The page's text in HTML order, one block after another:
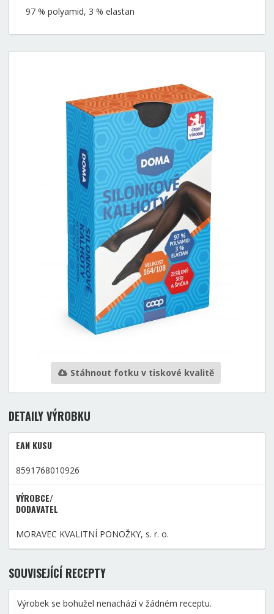
97 % polyamid, 3 % elastan
Stáhnout fotku v tiskové kvalitě
DETAILY VÝROBKU
EAN KUSU
8591768010926
VÝROBCE/
DODAVATEL
MORAVEC KVALITNÍ PONOŽKY, s. r. o.
SOUVISEJÍCÍ RECEPTY
Výrobek se bohužel nenachází v žádném receptu.